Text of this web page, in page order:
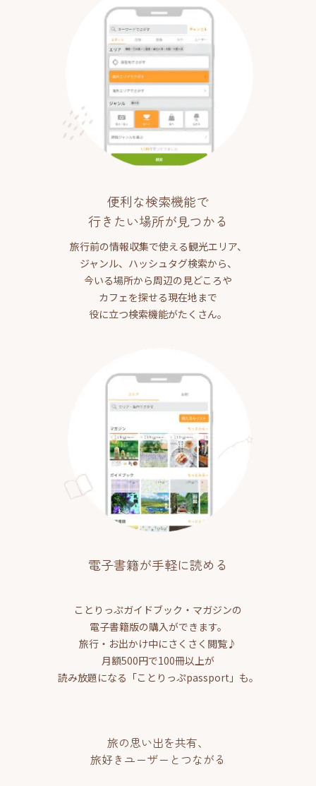
便利な検索機能で
行きたい場所が見つかる
旅行前の情報収集で使える観光エリア、
ジャンル、ハッシュタグ検索から、
今いる場所から周辺の見どころや
カフェを探せる現在地まで
役に立つ検索機能がたくさん。
電子書籍が手軽に読める
ことりっぷガイドブック・マガジンの
電子書籍版の購入ができます。
旅行・お出かけ中にさくさく閲覧♪
月額500円で100冊以上が
読み放題になる「ことりっぷpassport」も。
旅の思い出を共有、
旅好きユーザーとつながる